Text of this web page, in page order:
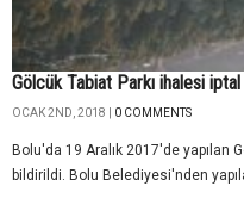
Gölcük Tabiat Parkı ihalesi
OCAK 2ND, 2018 | 0 COMMENTS
Bolu'da 19 Aralık 2017'de yapılan
bildirildi. Bolu Belediyesi'nden